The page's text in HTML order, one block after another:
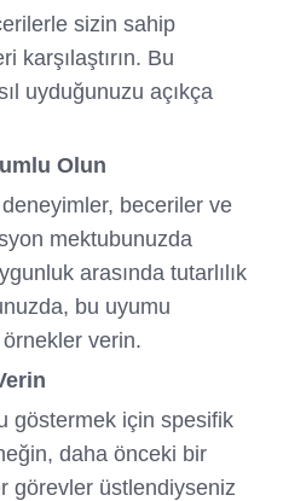
sizin sahip
karşılaştırın. Bu
uyduğunuzu açıkça
Olun
beceriler ve
mektubunuzda
arasında tutarlılık
bu uyumu
verin.
göstermek için spesifik
daha önceki bir
görevler üstlendiyseniz